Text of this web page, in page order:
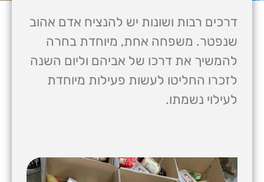
דרכים רבות ושונות יש להנציח אדם אהוב
שנפטר. משפחה אחת, מיוחדת בחרה
להמשיך את דרכו של אביהם וליום השנה
לזכרו החליטו לעשות פעילות מיוחדת
לעילוי נשמתו.